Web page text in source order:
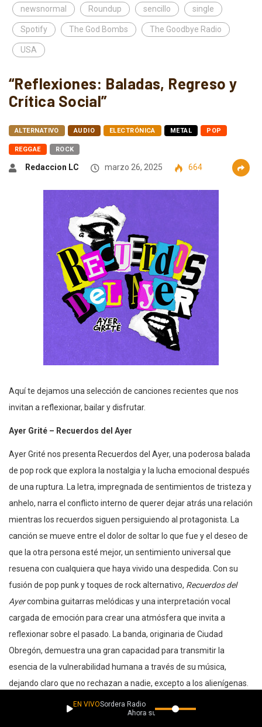
newsnormal Roundup sencillo single
Spotify The God Bombs The Goodbye Radio
USA
“Reflexiones: Baladas, Regreso y
Crítica Social”
ALTERNATIVO AUDIO ELECTRÓNICA METAL POP
REGGAE ROCK
Redaccion LC marzo 26, 2025 664
Aquí te dejamos una selección de canciones recientes que nos
invitan a reflexionar, bailar y disfrutar.
Ayer Grité – Recuerdos del Ayer
Ayer Grité nos presenta Recuerdos del Ayer, una poderosa balada
de pop rock que explora la nostalgia y la lucha emocional después
de una ruptura. La letra, impregnada de sentimientos de tristeza y
anhelo, narra el conflicto interno de querer dejar atrás una relación
mientras los recuerdos siguen persiguiendo al protagonista. La
canción se mueve entre el dolor de soltar lo que fue y el deseo de
que la otra persona esté mejor, un sentimiento universal que
resuena con cualquiera que haya vivido una despedida. Con su
fusión de pop punk y toques de rock alternativo, Recuerdos del
Ayercombina guitarras melódicas y una interpretación vocal
cargada de emoción para crear una atmósfera que invita a
reflexionar sobre el pasado. La banda, originaria de Ciudad
Obregón, demuestra una gran capacidad para transmitir la
esencia de la vulnerabilidad humana a través de su música,
dejando claro que no rechazan a nadie, excepto a los alienígenas.
EN VIVOSordera Radio
Ahora suena